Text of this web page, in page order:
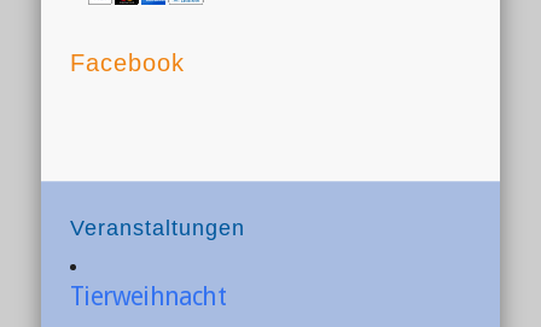
Facebook
Veranstaltungen
Tierweihnacht